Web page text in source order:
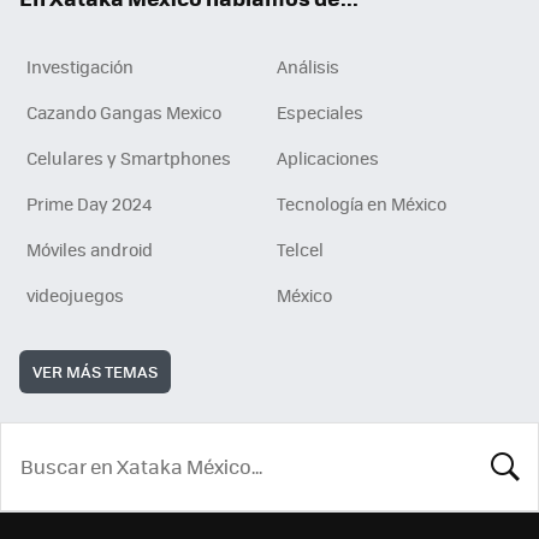
Investigación
Análisis
Cazando Gangas Mexico
Especiales
Celulares y Smartphones
Aplicaciones
Prime Day 2024
Tecnología en México
Móviles android
Telcel
videojuegos
México
VER MÁS TEMAS